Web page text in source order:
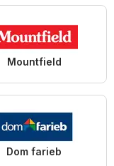
Mountfield
Dom farieb